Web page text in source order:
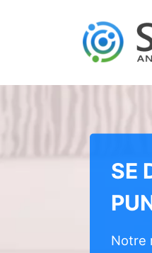
SE
Notre